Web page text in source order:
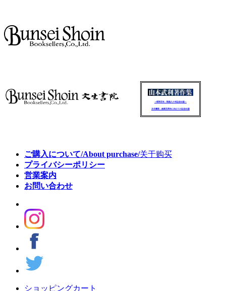
～昭和百年・戦後八十年記念出版～
文生書院：創業百周年に向けての記念出版
ご購入について/About purchase/关于购买
プライバシーポリシー
営業案内
お問い合わせ
ショッピングカート